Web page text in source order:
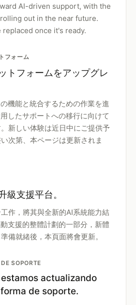
AI-driven support, with the
out in the near future.
once it's ready.
フォーム
トフォームをアップグレ
機能と統合するための作業を進
したサポートへの移行に向けて
新しい体験は近日中にご提供予
次第、本ページは更新されま
級支援平台。
作，將其與全新的AI系統能力結
支援的整體計劃的一部分，新體
備就緒後，本頁面將會更新。
SOPORTE
actualizando
de soporte.